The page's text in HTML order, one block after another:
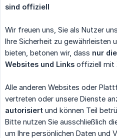
sind offiziell
Wir freuen uns, Sie als Nutzer
Ihre Sicherheit zu gewährleisten
bieten, betonen wir, dass nur
Websites und Links offiziell mit
Alle anderen Websites oder
vertreten oder unsere Dienste
autorisiert und können Teil
Bitte nutzen Sie ausschließlich
um Ihre persönlichen Daten und